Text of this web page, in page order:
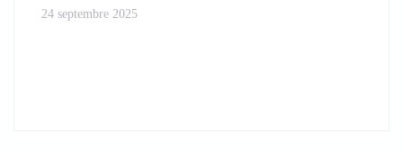
24 septembre 2025